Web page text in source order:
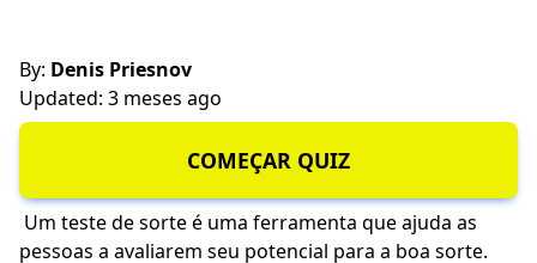
By: Denis Priesnov
Updated: 3 meses ago
COMEÇAR QUIZ
Um teste de sorte é uma ferramenta que ajuda as
pessoas a avaliarem seu potencial para a boa sorte.